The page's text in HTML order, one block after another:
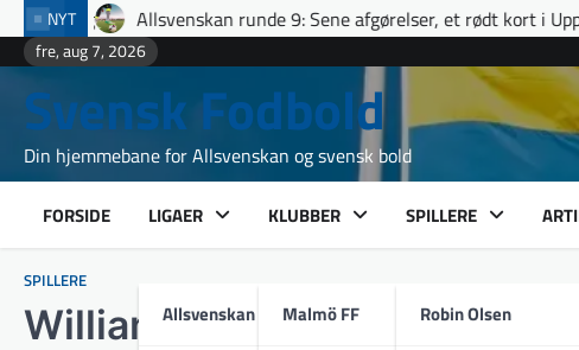
Skip
to
content
NYT
Allsvenskan runde 9: Sene afgørelser, et rødt kort i Uppsala og fuldt
fre, aug 7, 2026
Svensk Fodbold
Din hjemmebane for Allsvenskan og svensk bold
FORSIDE LIGAER
Allsvenskan
KLUBBER
Malmö FF
SPILLERE
Robin Olsen
SPILLERE
William Milovanovic